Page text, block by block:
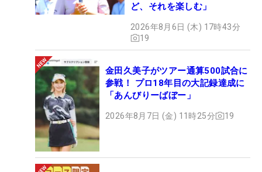
ど、それを楽しむ」
2026年8月6日 (木) 17時43分
19
金田久美子がツアー通算500試合に
参戦！ プロ18年目の大記録達成に
「あんびりーばぼー」
2026年8月7日 (金) 11時25分 19